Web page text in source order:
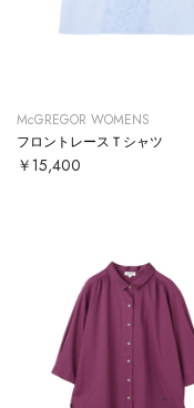
McGREGOR WOMENS
フロントレースＴシャツ
￥15,400